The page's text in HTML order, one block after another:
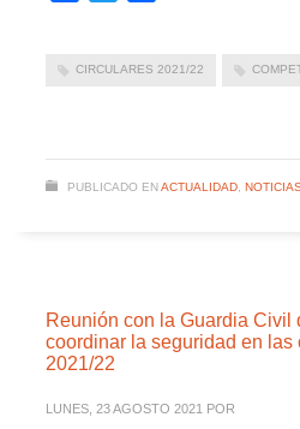
CIRCULARES 2021/22
PUBLICADO EN ACTUALIDAD,
Reunión con la Guardia Civil
coordinar la seguridad en las
2021/22
LUNES, 23 AGOSTO 2021 POR